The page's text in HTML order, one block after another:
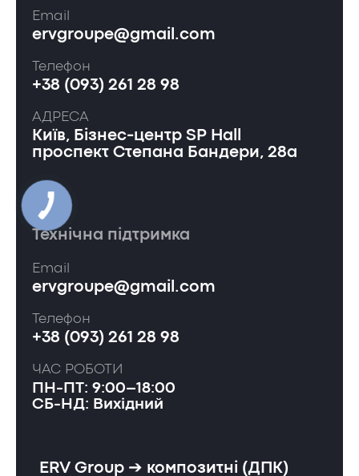
Email
ervgroupe@gmail.com
Телефон
+38 (093) 261 28 98
АДРЕСА
Київ, Бізнес-центр SP Hall
проспект Степана Бандери, 28а
Технічна підтримка
Email
ervgroupe@gmail.com
Телефон
+38 (093) 261 28 98
ЧАС РОБОТИ
ПН-ПТ: 9:00–18:00
СБ-НД: Вихідний
ERV Group ➔ композитні (ДПК)